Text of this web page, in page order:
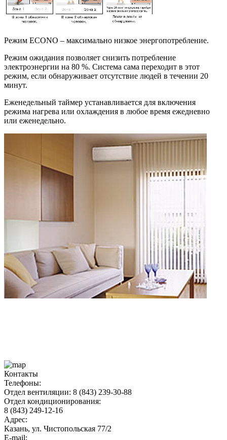
Режим ECONO – максимально низкое энергопотребление.
Режим ожидания позволяет снизить потребление
электроэнергии на 80 %. Система сама переходит в этот
режим, если обнаруживает отсутствие людей в течении 20
минут.
Еженедельный таймер устанавливается для включения
режима нагрева или охлаждения в любое время ежедневно
или еженедельно.
Контакты
Телефоны:
Отдел вентиляции: 8 (843) 239-30-88
Отдел кондиционирования:
8 (843) 249-12-16
Адрес:
Казань, ул. Чистопольская 77/2
E-mail: